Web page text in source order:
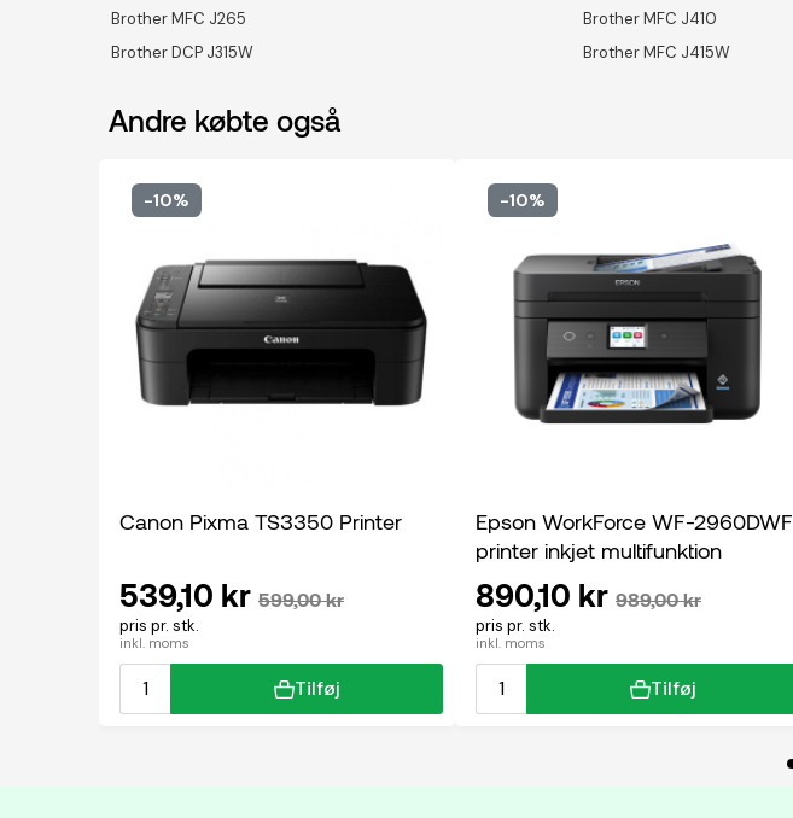
Brother MFC J265
Brother DCP J315W
Brother MFC J410
Brother MFC J415W
Andre købte også
-10%
Canon Pixma TS3350 Printer
pris pr. stk.
inkl. moms
539,10 kr 599,00 kr
Tilføj
-10%
Epson WorkForce WF-2960DWF
printer inkjet multifunktion
pris pr. stk.
inkl. moms
890,10 kr 989,00 kr
Tilføj